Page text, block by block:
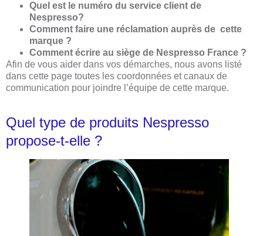
Quel est le numéro du service client de
Nespresso?
Comment faire une réclamation auprès de cette
marque ?
Comment écrire au siège de Nespresso France ?
Afin de vous aider dans vos démarches, nous avons listé
dans cette page toutes les coordonnées et canaux de
communication pour joindre l’équipe de cette marque.
Quel type de produits Nespresso
propose-t-elle ?